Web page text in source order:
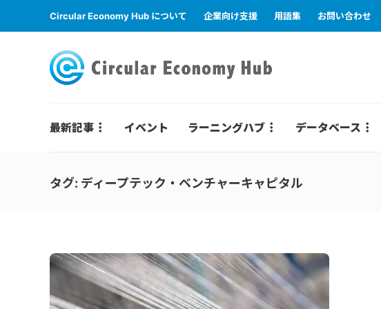
Circular Economy Hub について 企業向け支援 用語集 お問い合わせ
最新記事 イベント ラーニングハブ データベース
タグ: ディープテック・ベンチャーキャピタル